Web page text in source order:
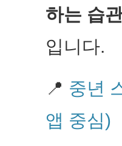
하는 습
입니다.
📍 중년
앱 중심)